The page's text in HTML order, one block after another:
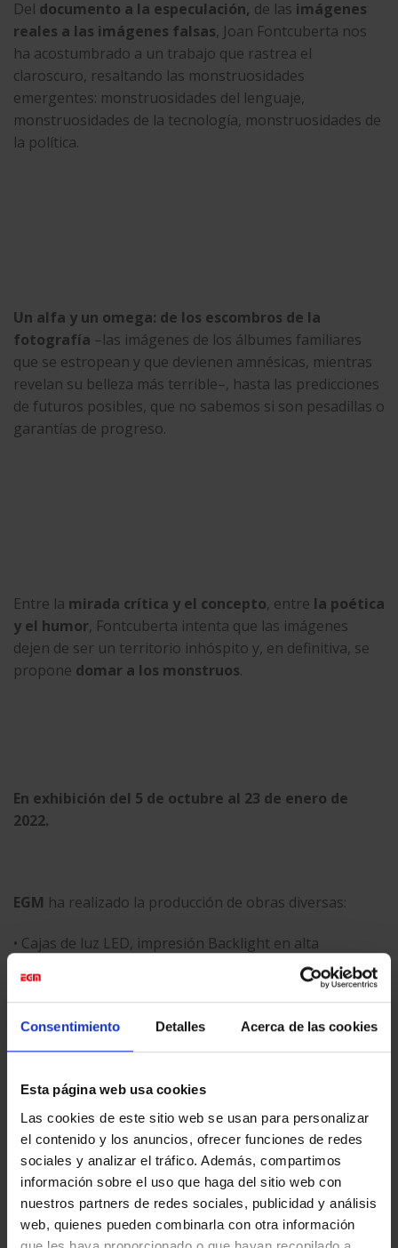
Consentimiento Detalles Acerca de las cookies
Esta página web usa cookies
Las cookies de este sitio web se usan para personalizar
el contenido y los anuncios, ofrecer funciones de redes
sociales y analizar el tráfico. Además, compartimos
información sobre el uso que haga del sitio web con
nuestros partners de redes sociales, publicidad y análisis
web, quienes pueden combinarla con otra información
Del documento a la especulación, de las imágenes
reales a las imágenes falsas, Joan Fontcuberta nos
ha acostumbrado a un trabajo que rastrea el
claroscuro, resaltando las monstruosidades
emergentes: monstruosidades del lenguaje,
monstruosidades de la tecnología, monstruosidades de
la política.
Un alfa y un omega: de los escombros de la
fotografía –las imágenes de los álbumes familiares
que se estropean y que devienen amnésicas, mientras
revelan su belleza más terrible–, hasta las predicciones
de futuros posibles, que no sabemos si son pesadillas o
garantías de progreso.
Entre la mirada crítica y el concepto, entre la poética
y el humor, Fontcuberta intenta que las imágenes
dejen de ser un territorio inhóspito y, en definitiva, se
propone domar a los monstruos.
En exhibición del 5 de octubre al 23 de enero de
2022.
EGM ha realizado la producción de obras diversas:
• Cajas de luz LED, impresión Backlight en alta
resolución, con metacrilato anti-reflex y marcos de
madera con teñido artesanal • Imágenes en papel
sobre soporte Dibond para enmarcado.
Esta entrada fue publicada en Eventos & Exposy etiquetada
Actualidad
Digital Printing Eventos & Expos
EGM_TEST